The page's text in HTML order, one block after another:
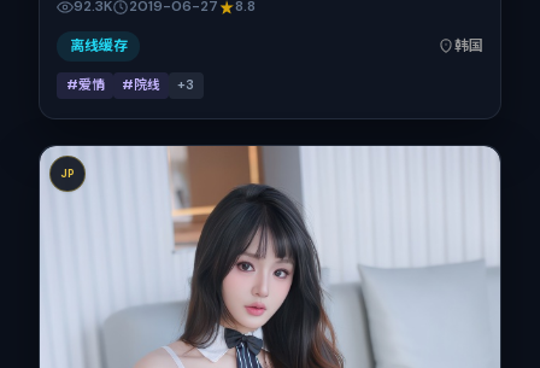
27，正片时长121分钟。
92.3K 2019-06-27 8.8
离线缓存 韩国
#爱情 #院线 +3
JP